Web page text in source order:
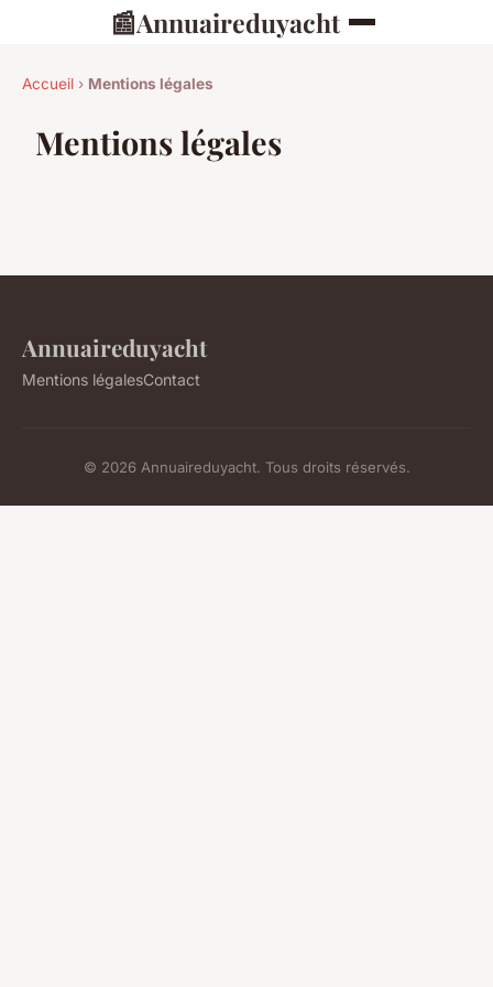
📰Annuaireduyacht
Accueil › Mentions légales
Mentions légales
Annuaireduyacht
Mentions légalesContact
© 2026 Annuaireduyacht. Tous droits réservés.